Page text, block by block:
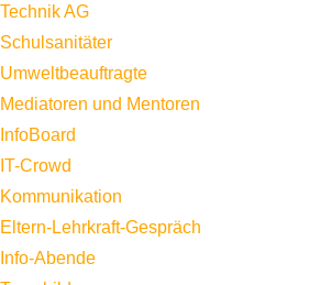
Technik AG
Schulsanitäter
Umweltbeauftragte
Mediatoren und Mentoren
InfoBoard
IT-Crowd
Kommunikation
Eltern-Lehrkraft-Gespräch
Info-Abende